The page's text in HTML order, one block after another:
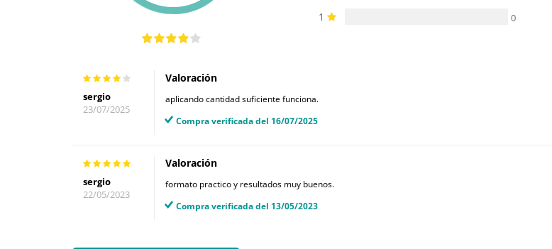
1 0
sergio
23/07/2025
Valoración
aplicando cantidad suficiente funciona.
Compra verificada del 16/07/2025
sergio
22/05/2023
Valoración
formato practico y resultados muy buenos.
Compra verificada del 13/05/2023